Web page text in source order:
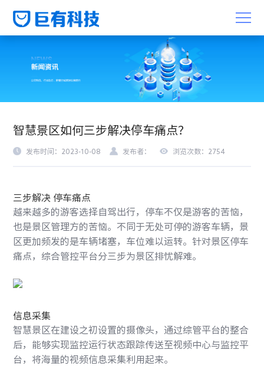
智慧景区如何三步解决停车痛点？
发布时间：2023-10-08 发布者： 浏览次数：2754
三步解决 停车痛点
越来越多的游客选择自驾出行，停车不仅是游客的苦恼，
也是景区管理方的苦恼。不同于无处可停的游客车辆，景
区更加频发的是车辆堵塞，车位难以运转。针对景区停车
痛点，综合管控平台分三步为景区排忧解难。
信息采集
智慧景区在建设之初设置的摄像头，通过综管平台的整合
后，能够实现监控运行状态跟踪传送至视频中心与监控平
台，将海量的视频信息采集利用起来。